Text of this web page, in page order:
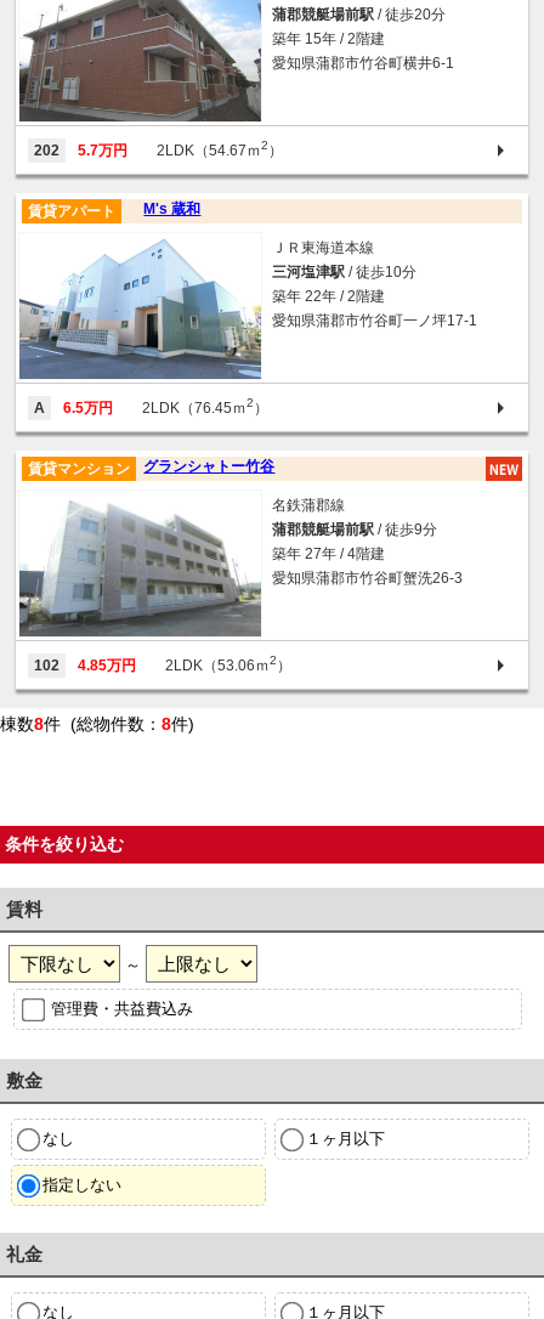
蒲郡競艇場前駅 / 徒歩20分
築年 15年 / 2階建
愛知県蒲郡市竹谷町横井6-1
202 5.7万円 2LDK（54.67ｍ2 ）
M's 蔵和
賃貸アパート
ＪＲ東海道本線
三河塩津駅 / 徒歩10分
築年 22年 / 2階建
愛知県蒲郡市竹谷町一ノ坪17-1
A 6.5万円 2LDK（76.45ｍ2 ）
グランシャトー竹谷
賃貸マンション
名鉄蒲郡線
蒲郡競艇場前駅 / 徒歩9分
築年 27年 / 4階建
愛知県蒲郡市竹谷町蟹洗26-3
102 4.85万円 2LDK（53.06ｍ2 ）
棟数8件 (総物件数： 8件)
条件を絞り込む
賃料
～
管理費・共益費込み
敷金
なし １ヶ月以下
指定しない
礼金
なし １ヶ月以下